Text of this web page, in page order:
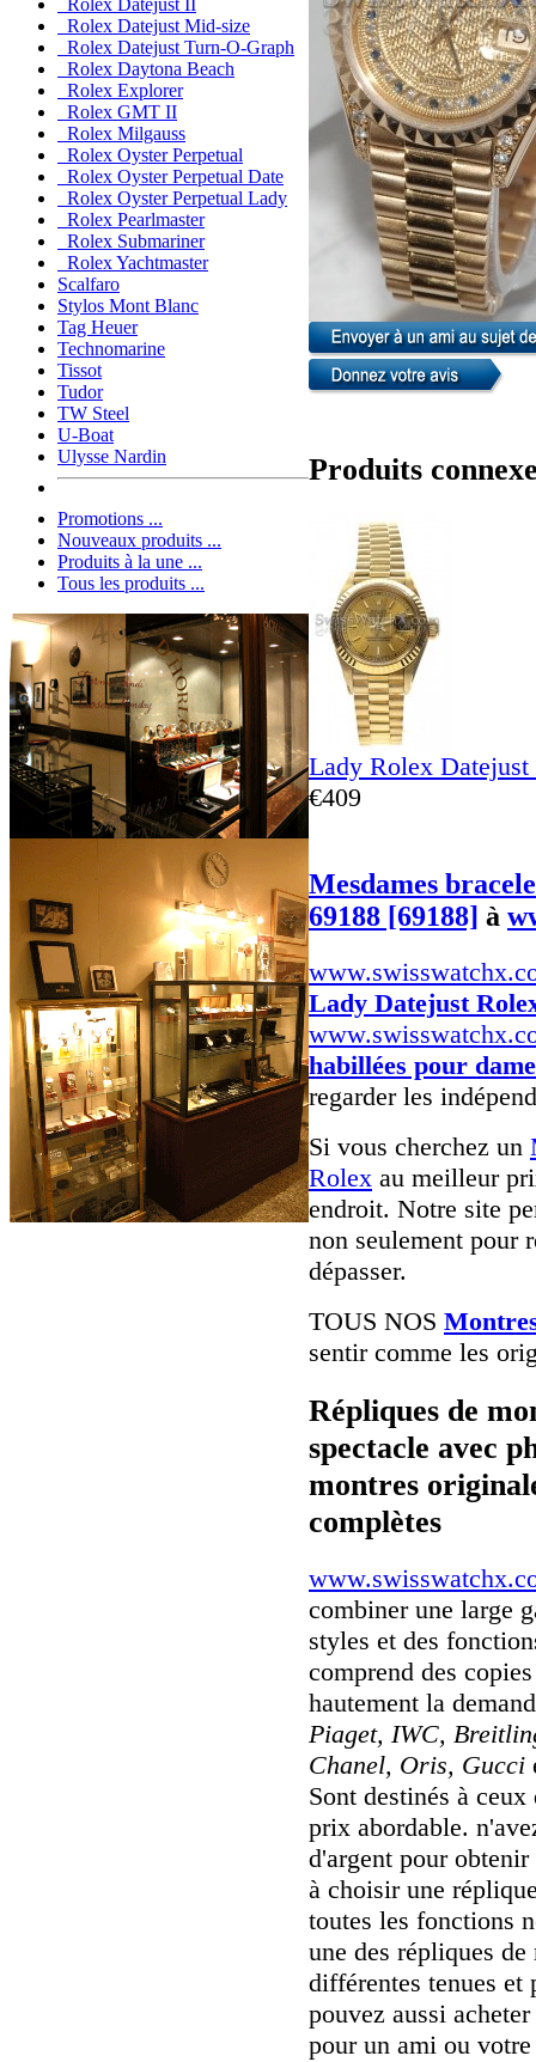
Rolex Datejust II
Rolex Datejust Mid-size
Rolex Datejust Turn-O-Graph
Rolex Daytona Beach
Rolex Explorer
Rolex GMT II
Rolex Milgauss
Rolex Oyster Perpetual
Rolex Oyster Perpetual Date
Rolex Oyster Perpetual Lady
Rolex Pearlmaster
Rolex Submariner
Rolex Yachtmaster
Scalfaro
Stylos Mont Blanc
Tag Heuer
Technomarine
Tissot
Tudor
TW Steel
U-Boat
Ulysse Nardin
Promotions ...
Nouveaux produits ...
Produits à la une ...
Tous les produits ...
Produits
Lady Rolex Datejust
€409
Mesdames
69188 [69188] à
Lady Datejust
habillées pour
regarder les
Si vous cherchez un
Rolex au meilleur
endroit. Notre site
non seulement pour
dépasser.
TOUS NOS
sentir comme les
Répliques de
spectacle avec
montres
complètes
combiner une large
styles et des
comprend des
hautement la
Piaget, IWC,
Chanel, Oris, Gucci
Sont destinés à
prix abordable.
d'argent pour
à choisir une
toutes les fonctions
une des répliques
différentes tenues et
pouvez aussi
pour un ami ou